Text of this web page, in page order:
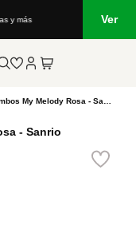
y más Ver
- Sanrio